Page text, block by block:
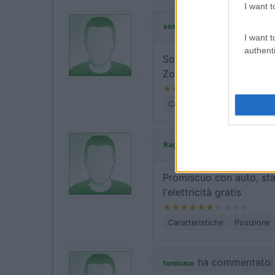
I want
I want
sssissi
Solo 2 colonnine x la
Zona tranquilla
Caratteristiche
Ragno Pinolo
Promiscuo con auto,
l'elettricità gratis
Caratteristiche Posizione
tonicuco ha commentato: